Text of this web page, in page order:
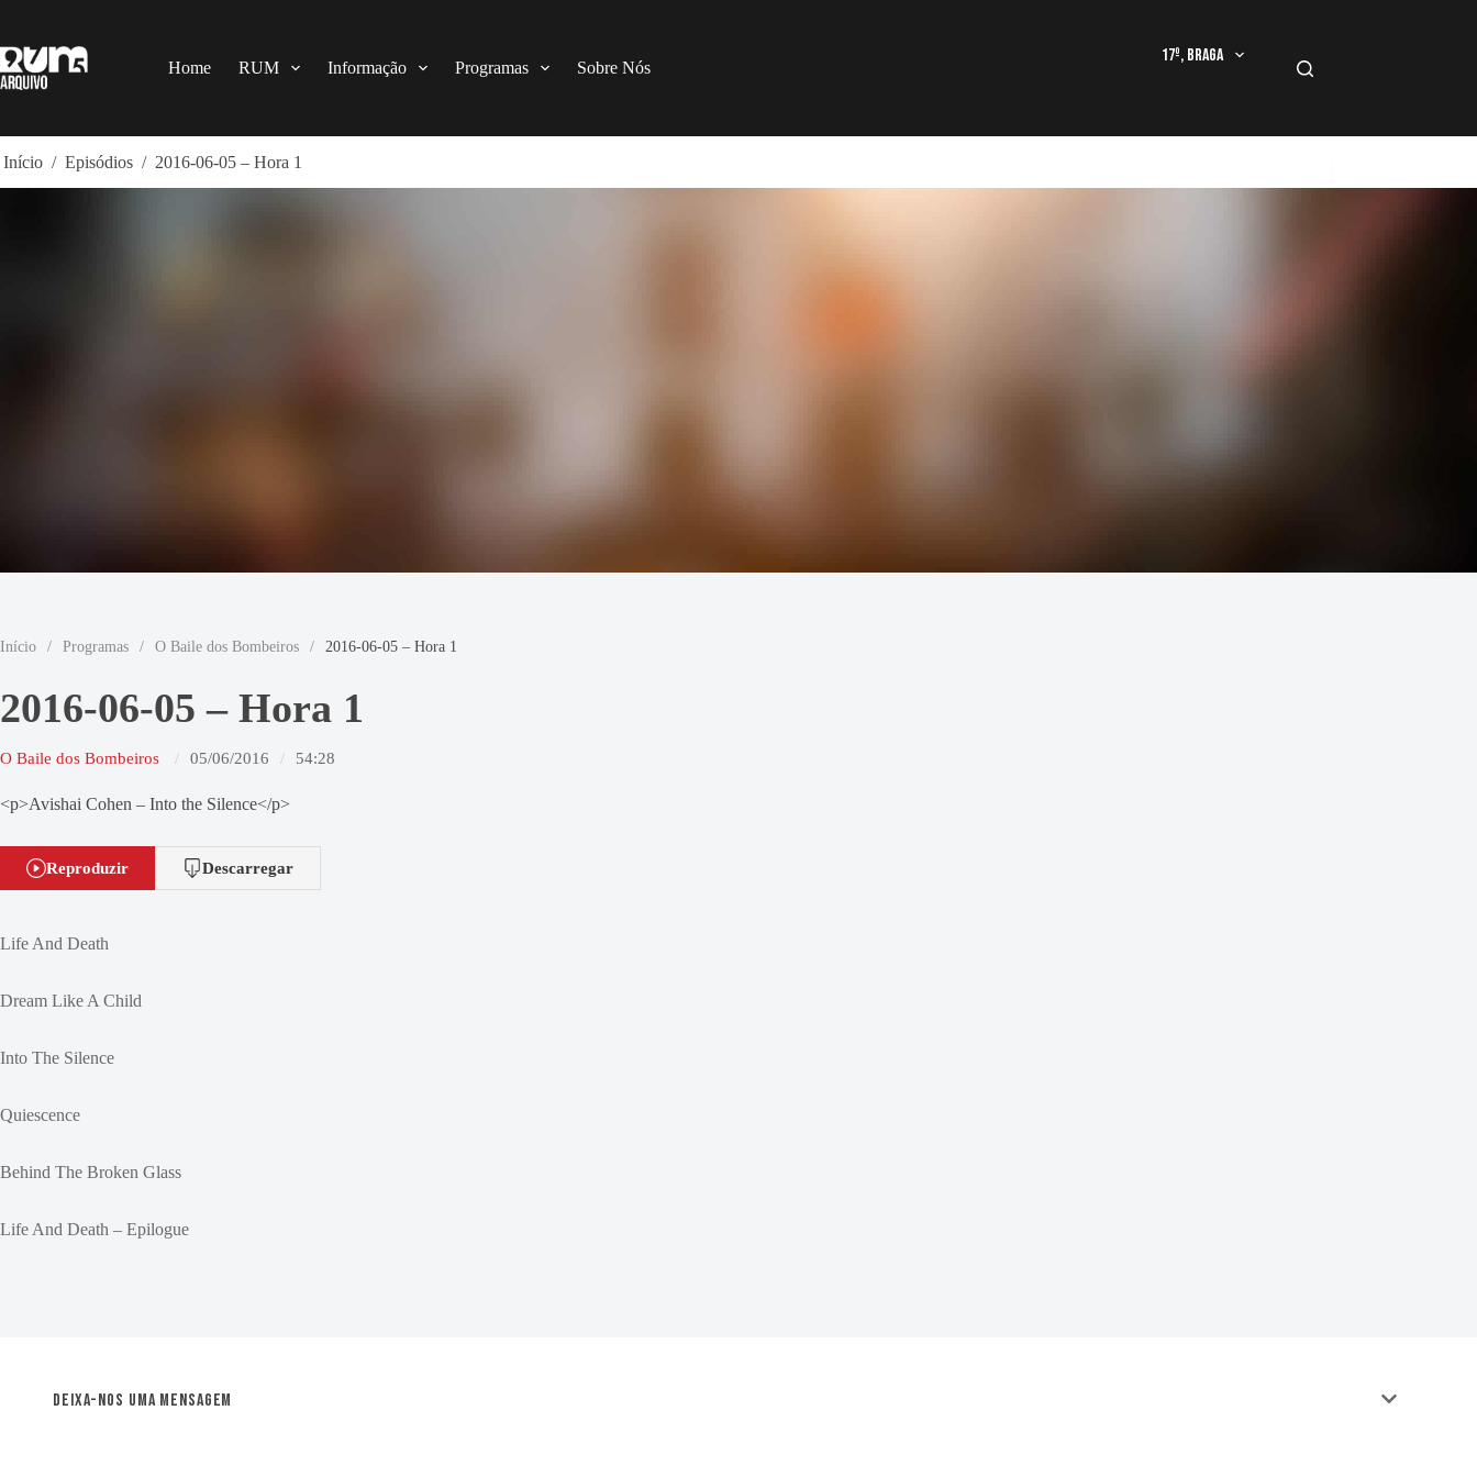
o
conteúdo
Home RUM Informação Programas Sobre Nós
17º, Braga
Início / Episódios / 2016-06-05 – Hora 1
Início / Programas / O Baile dos Bombeiros / 2016-06-05 – Hora 1
2016-06-05 – Hora 1
O Baile dos Bombeiros 05/06/2016 54:28
<p>Avishai Cohen – Into the Silence</p>
Reproduzir Descarregar
Life And Death
Dream Like A Child
Into The Silence
Quiescence
Behind The Broken Glass
Life And Death – Epilogue
Deixa-nos uma mensagem